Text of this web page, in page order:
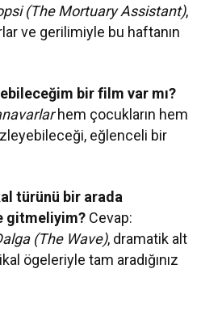
(The Mortuary Assistant),
ve gerilimiyle bu haftanın
bir film var mı?
hem çocukların hem
eğlenceli bir
türünü bir arada
gitmeliyim? Cevap:
(The Wave), dramatik alt
ögeleriyle tam aradığınız